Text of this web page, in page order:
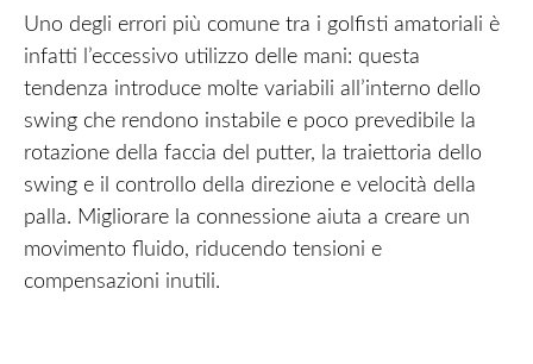
Uno degli errori più comune tra i golfisti amatoriali è
infatti l’eccessivo utilizzo delle mani: questa
tendenza introduce molte variabili all’interno dello
swing che rendono instabile e poco prevedibile la
rotazione della faccia del putter, la traiettoria dello
swing e il controllo della direzione e velocità della
palla. Migliorare la connessione aiuta a creare un
movimento fluido, riducendo tensioni e
compensazioni inutili.